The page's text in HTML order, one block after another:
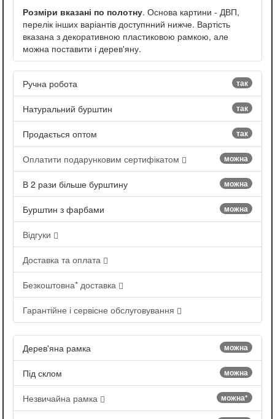
Розміри вказані по полотну. Основа картини - ДВП,
перелік інших варіантів доступнний нижче. Вартість
вказана з декоративною пластиковою рамкою, але
можна поставити і дерев'яну.
так
Ручна робота
так
Натуральний бурштин
так
Продається оптом
можна
Оплатити подарунковим сертифікатом
можна
В 2 рази більше бурштину
можна
Бурштин з фарбами
Відгуки
Доставка та оплата
Безкоштовна* доставка
Гарантійне і сервісне обслуговування
можна
Дерев'яна рамка
можна
Під склом
можна*
Незвичайна рамка